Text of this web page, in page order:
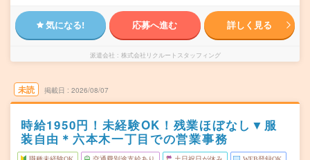
気になる! 応募へ進む 詳しく見る
派遣会社 株式会社リクルートスタッフィング
未読 掲載日 2026/08/07
時給1950円！未経験OK！残業ほぼなし▼服
装自由＊六本木一丁目での営業事務
職種未経験OK 交通費別途支給あり 土日祝日が休み WEB登録OK